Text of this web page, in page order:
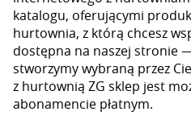
katalogu, oferującymi
hurtownia, z którą chcesz
dostępna na naszej stronie
stworzymy wybraną przez
z hurtownią ZG sklep jest
abonamencie płatnym.